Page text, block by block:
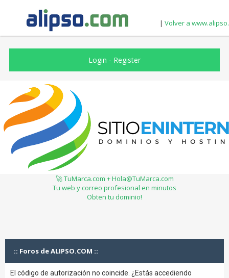
| Volver a
Login - Register
🚀 TuMarca.com + Hola@TuMarca.com
Tu web y correo profesional en minutos
Obten tu dominio!
:: Foros de ALIPSO.COM ::
El código de autorización no coincide. ¿Estás accediendo